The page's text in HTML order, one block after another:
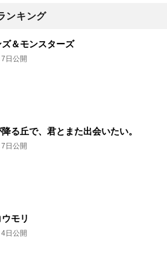
ンキング
ズ＆モンスターズ
日公開
る丘で、君とまた出会いたい。
日公開
モリ
日公開